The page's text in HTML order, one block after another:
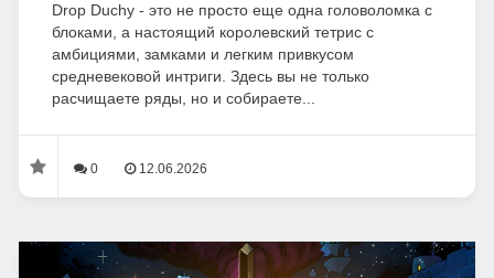
Drop Duchy - это не просто еще одна головоломка с
блоками, а настоящий королевский тетрис с
амбициями, замками и легким привкусом
средневековой интриги. Здесь вы не только
расчищаете ряды, но и собираете...
0 12.06.2026